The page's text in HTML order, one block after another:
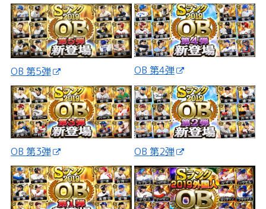
OB 第5弾 OB 第4弾
OB 第3弾 OB 第2弾